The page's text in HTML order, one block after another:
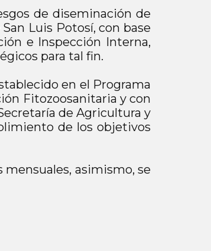
de diseminación de
Luis Potosí, con base
e Inspección Interna,
para tal fin.
en el Programa
Fitozoosanitaria y con
de Agricultura y
de los objetivos
asimismo, se